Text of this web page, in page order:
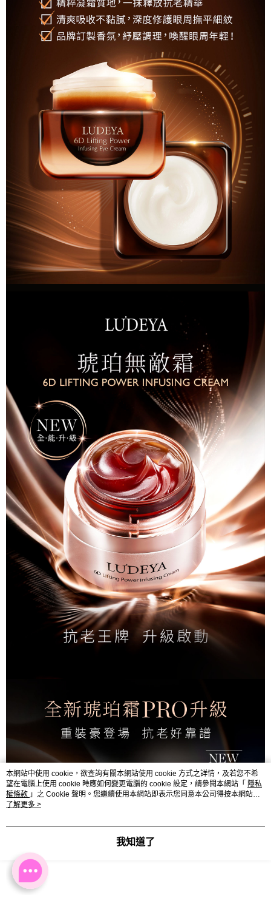
本網站中使用 cookie，欲查詢有關本網站使用 cookie 方式之詳情，及若您不希
望在電腦上使用 cookie 時應如何變更電腦的 cookie 設定，請參閱本網站「 隱私
權條款 」之 Cookie 聲明。您繼續使用本網站即表示您同意本公司得按本網站使
用條款之 Cookie 聲明使用 cookie。
了解更多 >
我知道了